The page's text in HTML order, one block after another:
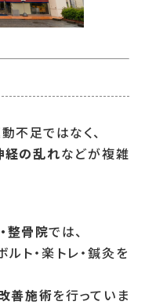
不足ではなく、
経の乱れなどが複雑
整骨院では、
ト・楽トレ・鍼灸を
善施術を行っていま